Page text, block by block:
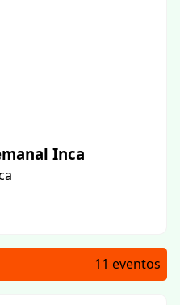
Inca
11 eventos